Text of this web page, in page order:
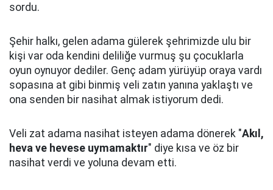
sordu.
Şehir halkı, gelen adama gülerek şehrimizde ulu bir
kişi var oda kendini deliliğe vurmuş şu çocuklarla
oyun oynuyor dediler. Genç adam yürüyüp oraya vardı
sopasına at gibi binmiş veli zatın yanına yaklaştı ve
ona senden bir nasihat almak istiyorum dedi.
Veli zat adama nasihat isteyen adama dönerek "Akıl,
heva ve hevese uymamaktır" diye kısa ve öz bir
nasihat verdi ve yoluna devam etti.